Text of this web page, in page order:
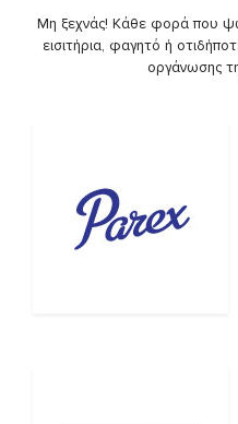
Μη ξεχνάς! Κάθε φορά που
εισιτήρια, φαγητό ή
οργάνωσης